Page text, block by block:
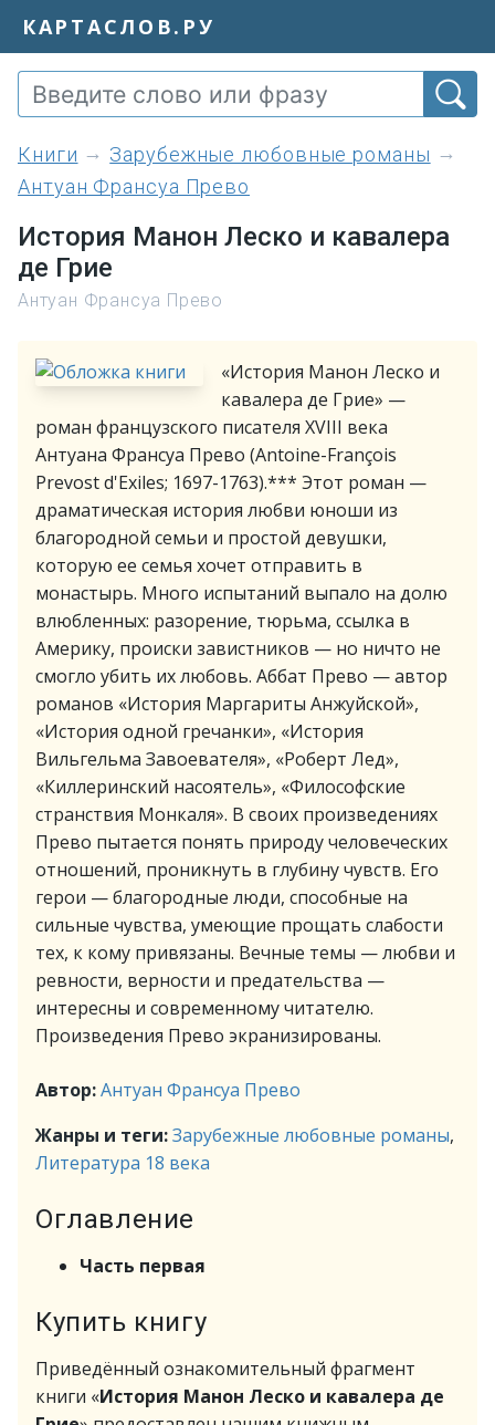
КАРТАСЛОВ.РУ
книги
Зарубежные любовные романы
Антуан Франсуа Прево
История Манон Леско и кавалера
де Грие
Антуан Франсуа Прево
«История Манон Леско и
кавалера де Грие» —
роман французского писателя XVIII века
Антуана Франсуа Прево (Antoine-François
Prevost d'Exiles; 1697-1763).*** Этот роман —
драматическая история любви юноши из
благородной семьи и простой девушки,
которую ее семья хочет отправить в
монастырь. Много испытаний выпало на долю
влюбленных: разорение, тюрьма, ссылка в
Америку, происки завистников — но ничто не
смогло убить их любовь. Аббат Прево — автор
романов «История Маргариты Анжуйской»,
«История одной гречанки», «История
Вильгельма Завоевателя», «Роберт Лед»,
«Киллеринский насоятель», «Философские
странствия Монкаля». В своих произведениях
Прево пытается понять природу человеческих
отношений, проникнуть в глубину чувств. Его
герои — благородные люди, способные на
сильные чувства, умеющие прощать слабости
тех, к кому привязаны. Вечные темы — любви и
ревности, верности и предательства —
интересны и современному читателю.
Произведения Прево экранизированы.
Автор:Антуан Франсуа Прево
Жанры и теги:Зарубежные любовные романы,
Литература 18 века
Оглавление
Часть первая
Купить книгу
Приведённый ознакомительный фрагмент
книги «История Манон Леско и кавалера де